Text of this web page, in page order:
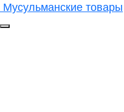
Мусульманские товары